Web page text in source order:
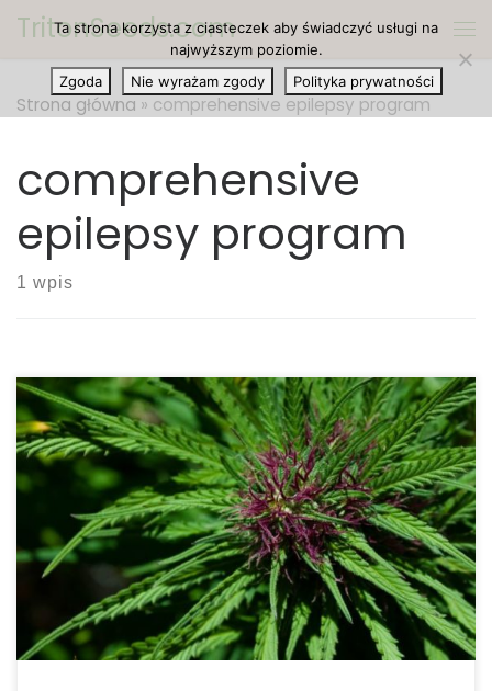
Przejdź do treści
TritonSeeds.com
Strona główna » comprehensive epilepsy program
comprehensive
epilepsy program
1 wpis
W jednym ze znaczących badań stwierdzono, że
epizody epileptyczne i napady padaczkowe za
pomocą marihuany są w stanie obniżyć się o 98
procent. Rodzaj marihuany wykorzystywanej w
badaniu to odmiana o wysokim stężeniu
kannabidiolu. W świetle tego wszystkiego,
Comprehensive Epilepsy […]
Ta strona korzysta z ciasteczek aby świadczyć usługi na
najwyższym poziomie.
Zgoda
Nie wyrażam zgody Polityka prywatności